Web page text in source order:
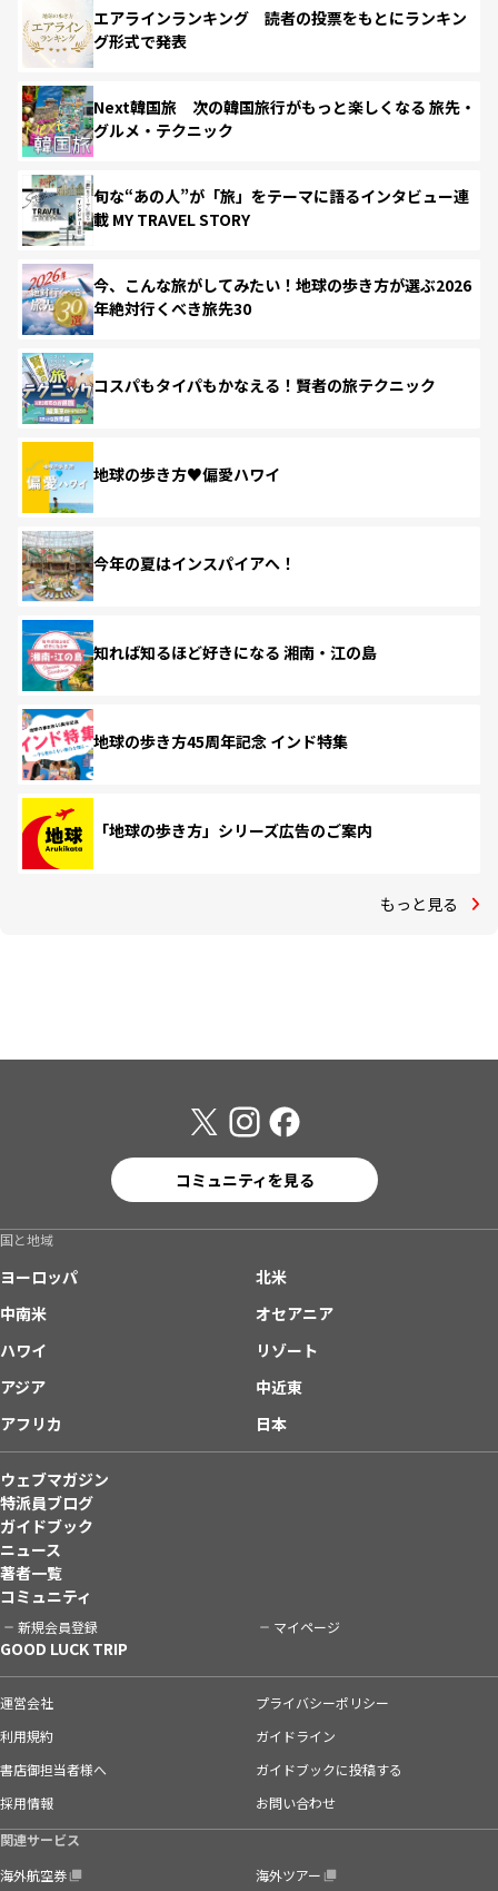
エアラインランキング 読者の投票をもとにランキン
グ形式で発表
Next韓国旅 次の韓国旅行がもっと楽しくなる 旅先・
グルメ・テクニック
旬な“あの人”が「旅」をテーマに語るインタビュー連
載 MY TRAVEL STORY
今、こんな旅がしてみたい！地球の歩き方が選ぶ2026
年絶対行くべき旅先30
コスパもタイパもかなえる！賢者の旅テクニック
地球の歩き方♥偏愛ハワイ
今年の夏はインスパイアへ！
知れば知るほど好きになる 湘南・江の島
地球の歩き方45周年記念 インド特集
「地球の歩き方」シリーズ広告のご案内
もっと見る
コミュニティを見る
国と地域
ヨーロッパ
北米
中南米
オセアニア
ハワイ
リゾート
アジア
中近東
アフリカ
日本
ウェブマガジン
特派員ブログ
ガイドブック
ニュース
著者一覧
コミュニティ
新規会員登録 マイページ
GOOD LUCK TRIP
運営会社
プライバシーポリシー
利用規約
ガイドライン
書店御担当者様へ
ガイドブックに投稿する
採用情報
お問い合わせ
関連サービス
海外航空券
海外ツアー